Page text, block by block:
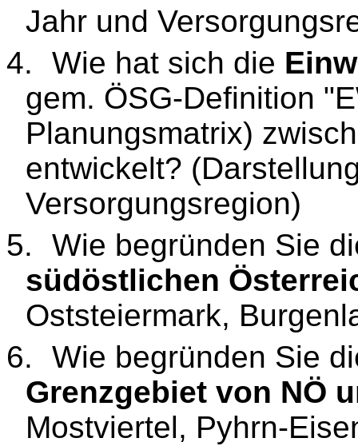
Jahr und
4.
Wie hat sich die
gem. ÖSG-Definition
Planungsmatrix)
entwickelt?
Versorgungsregion)
5.
Wie begründen Sie
südöstlichen
Oststeiermark,
6.
Wie begründen Sie
Grenzgebiet von NÖ
Mostviertel, Pyhrn-